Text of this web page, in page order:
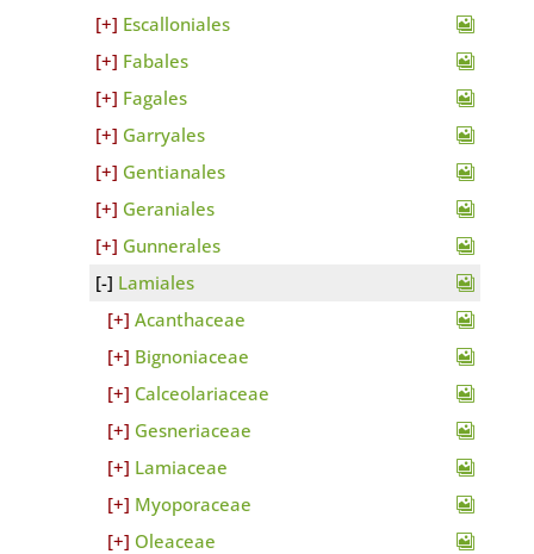
Escalloniales
Fabales
Fagales
Garryales
Gentianales
Geraniales
Gunnerales
Lamiales
Acanthaceae
Bignoniaceae
Calceolariaceae
Gesneriaceae
Lamiaceae
Myoporaceae
Oleaceae